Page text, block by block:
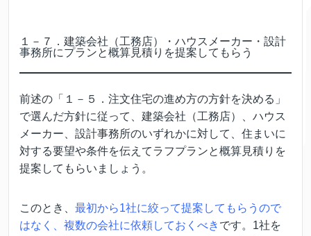
１－７．建築会社（工務店）・ハウスメーカー・設計
事務所にプランと概算見積りを提案してもらう
前述の「１－５．注文住宅の進め方の方針を決める」
で選んだ方針に従って、建築会社（工務店）、ハウス
メーカー、設計事務所のいずれかに対して、住まいに
対する要望や条件を伝えてラフプランと概算見積りを
提案してもらいましょう。
このとき、 最初から1社に絞って提案してもらうので
はなく、複数の会社に依頼しておくべき です。1社を